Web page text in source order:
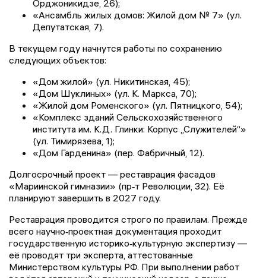
Орджоникидзе, 26);
«Ансамбль жилых домов: Жилой дом № 7» (ул.
Депутатская, 7).
В текущем году начнутся работы по сохранению
следующих объектов:
«Дом жилой» (ул. Никитинская, 45);
«Дом Шуклиных» (ул. К. Маркса, 70);
«Жилой дом Роменского» (ул. Пятницкого, 54);
«Комплекс зданий Сельскохозяйственного
института им. К.Д. Глинки: Корпус „Служителей“»
(ул. Тимирязева, 1);
«Дом Гарденина» (пер. Фабричный, 12).
Долгосрочный проект — реставрация фасадов
«Мариинской гимназии» (пр‑т Революции, 32). Её
планируют завершить в 2027 году.
Реставрация проводится строго по правилам. Прежде
всего научно‑проектная документация проходит
государственную историко‑культурную экспертизу —
её проводят три эксперта, аттестованные
Министерством культуры РФ. При выполнении работ